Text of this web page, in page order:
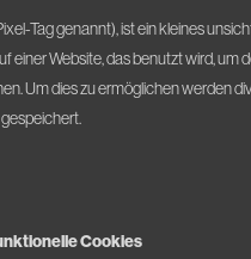
Tag genannt), ist ein kleines
einer Website, das benutzt wird, um
Um dies zu ermöglichen werden
Cookies